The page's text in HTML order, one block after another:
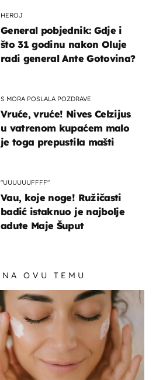
HEROJ
General pobjednik: Gdje i
što 31 godinu nakon Oluje
radi general Ante Gotovina?
S MORA POSLALA POZDRAVE
Vruće, vruće! Nives Celzijus
u vatrenom kupaćem malo
je toga prepustila mašti
"UUUUUUFFFF"
Vau, koje noge! Ružičasti
badić istaknuo je najbolje
adute Maje Šuput
NA OVU TEMU